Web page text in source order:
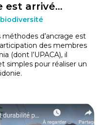
est arrivé…
d’ancrage est
des membres
(dont l’UPACA), il
simples pour réaliser un